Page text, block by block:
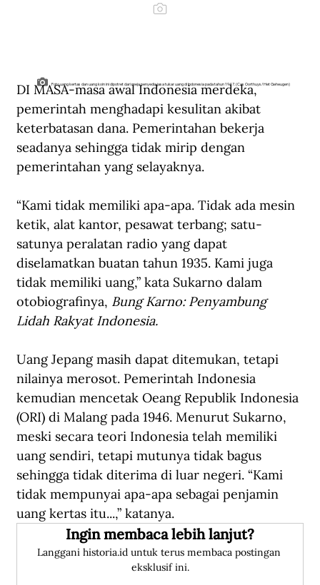
Foto uang kertas dan uang koin ini dipotret dari meja penyedia jasa tukar uang di Indonesia pada tahun 1947. (Cas Oorthuys/Het Geheugen)
DI MASA-masa awal Indonesia merdeka,
pemerintah menghadapi kesulitan akibat
keterbatasan dana. Pemerintahan bekerja
seadanya sehingga tidak mirip dengan
pemerintahan yang selayaknya.
“Kami tidak memiliki apa-apa. Tidak ada mesin
ketik, alat kantor, pesawat terbang; satu-
satunya peralatan radio yang dapat
diselamatkan buatan tahun 1935. Kami juga
tidak memiliki uang,” kata Sukarno dalam
otobiografinya, Bung Karno: Penyambung
Lidah Rakyat Indonesia.
Uang Jepang masih dapat ditemukan, tetapi
nilainya merosot. Pemerintah Indonesia
kemudian mencetak Oeang Republik Indonesia
(ORI) di Malang pada 1946. Menurut Sukarno,
meski secara teori Indonesia telah memiliki
uang sendiri, tetapi mutunya tidak bagus
sehingga tidak diterima di luar negeri. “Kami
tidak mempunyai apa-apa sebagai penjamin
uang kertas itu...,” katanya.
Ingin membaca lebih lanjut?
Langgani historia.id untuk terus membaca postingan
eksklusif ini.